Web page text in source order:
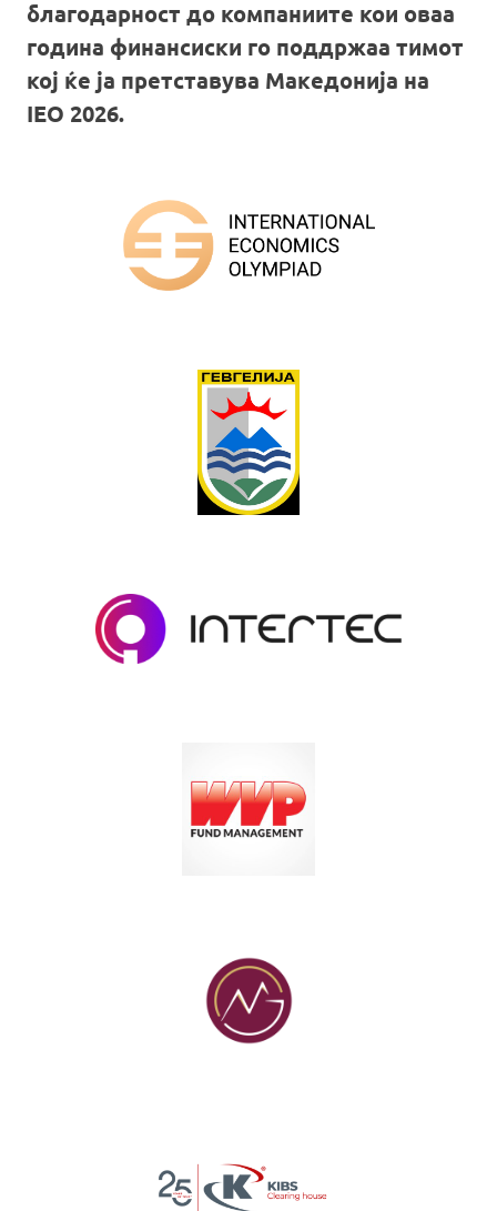
благодарност до компаниите кои оваа
година финансиски го поддржаа тимот
кој ќе ја претставува Македонија на
IEO 2026.